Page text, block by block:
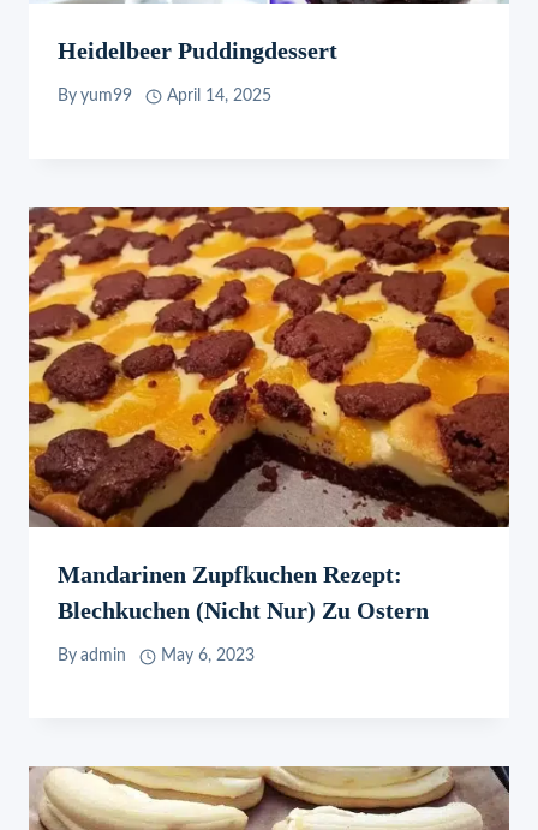
Heidelbeer Puddingdessert
By yum99 April 14, 2025
Mandarinen Zupfkuchen Rezept:
Blechkuchen (nicht Nur) Zu Ostern
By admin May 6, 2023